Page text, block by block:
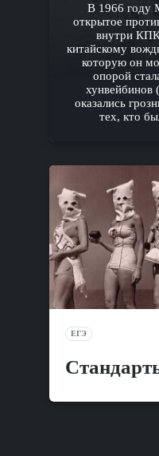
В 1966 году
открытое
внутри
китайскому
которую он
опорой
хунвейбинов
оказались
тех, кто
ЕГЭ